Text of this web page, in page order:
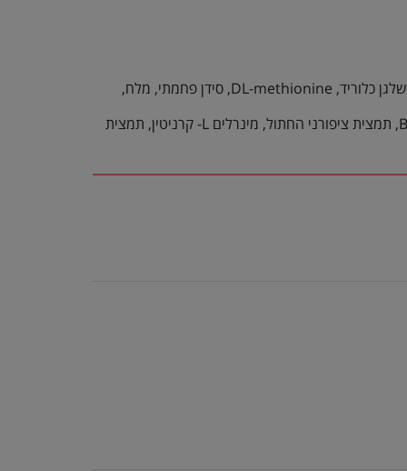
עוף, אורז חום, גלוטן תירס, תירס, גלוטן חיטה, עולש, תאית, שמן דגים, נתרן, זרע פסיליום, L- ליזין, שמן דגים, סידן גופרתי, אשלגן כלוריד, DL-methionine, סידן פחמתי, מלח,
fructooligosaccharides, טאורין, שמרים, ויטמינים: טוקופרול אצטט, ניאצין, B1, A, חומצה פולית, B12, D3, כולין כלוריד, B6, תמצית ציפורני החתול, מינרלים L- קרניטין, תמצית